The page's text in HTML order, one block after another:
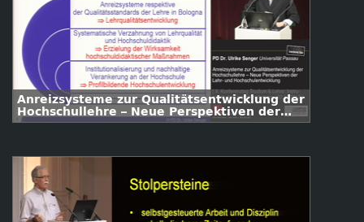
Anreizsysteme zur Qualitätsentwicklung der
Hochschullehre – Neue Perspektiven der
Lehr- und Hochschulentwicklung